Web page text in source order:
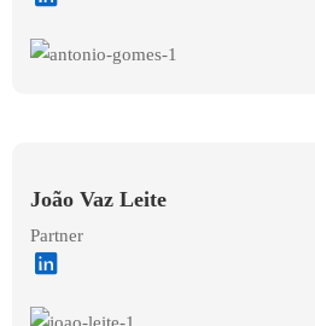
João Vaz Leite
Partner